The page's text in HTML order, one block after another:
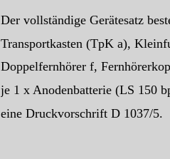
Der vollständige Gerätesatz
Transportkasten (TpK a),
Doppelfernhörer f,
je 1 x Anodenbatterie (LS 150
eine Druckvorschrift D 1037/5.